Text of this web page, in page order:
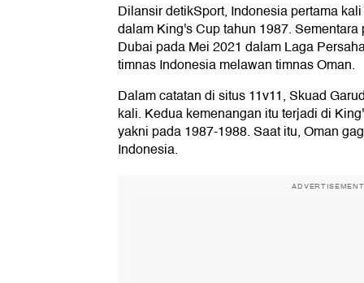
Dilansir detikSport, Indonesia pertama
dalam King's Cup tahun 1987.
Dubai pada Mei 2021 dalam Laga
timnas Indonesia melawan timnas Oman.
Dalam catatan di situs 11v11, Skuad
kali. Kedua kemenangan itu terjadi di
yakni pada 1987-1988. Saat itu, Oman
Indonesia.
ADVERTISEMENT